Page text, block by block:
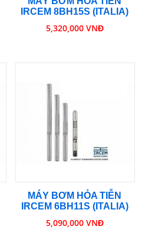
IRCEM 8BH15S (ITALIA)
5,320,000 VNĐ
MÁY BƠM HỎA TIỄN
IRCEM 6BH11S (ITALIA)
5,090,000 VNĐ